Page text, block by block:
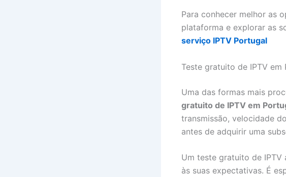
Para conhecer melhor as
plataforma e explorar as
serviço IPTV Portugal
Teste gratuito de IPTV
Uma das formas mais
gratuito de IPTV em
transmissão, velocidade
antes de adquirir uma
Um teste gratuito de
às suas expectativas. É